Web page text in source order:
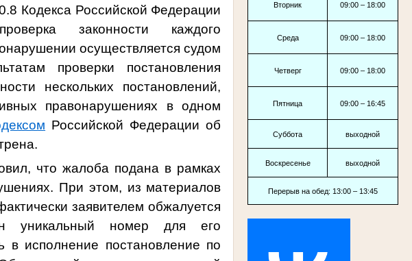
Вторник 09:00 – 18:00
Среда 09:00 – 18:00
Четверг 09:00 – 18:00
Пятница 09:00 – 16:45
Суббота выходной
Воскресенье выходной
Перерыв на обед: 13:00 – 13:45
Кодекса Российской Федерации
законности каждого
осуществляется судом
проверки постановления
нескольких постановлений,
правонарушениях в одном
Российской Федерации об
что жалоба подана в рамках
При этом, из материалов
заявителем обжалуется
уникальный номер для его
в исполнение постановление по